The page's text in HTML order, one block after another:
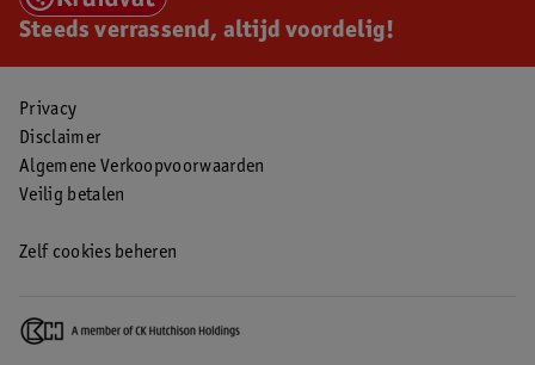
Steeds verrassend, altijd voordelig!
Privacy
Disclaimer
Algemene Verkoopvoorwaarden
Veilig betalen
Zelf cookies beheren